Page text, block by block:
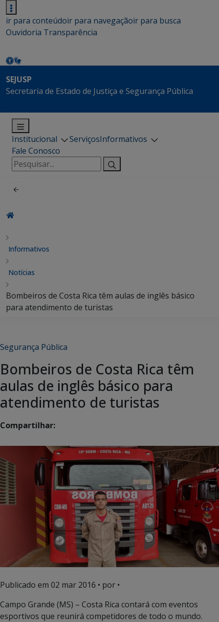
ir para conteúdoir para navegaçãoir para busca
Ouvidoria Transparência
SEJUSP
Secretaria de Estado de Justiça e Segurança Pública
Institucional ServiçosInformativos
Fale Conosco
Pesquisar
por:
Informativos
Notícias
Bombeiros de Costa Rica têm aulas de inglês básico
para atendimento de turistas
Segurança Pública
Bombeiros de Costa Rica têm
aulas de inglês básico para
atendimento de turistas
Compartilhar:
Publicado em 02 mar 2016 • por •
Campo Grande (MS) – Costa Rica contará com eventos
esportivos que reunirá competidores de todo o mundo.